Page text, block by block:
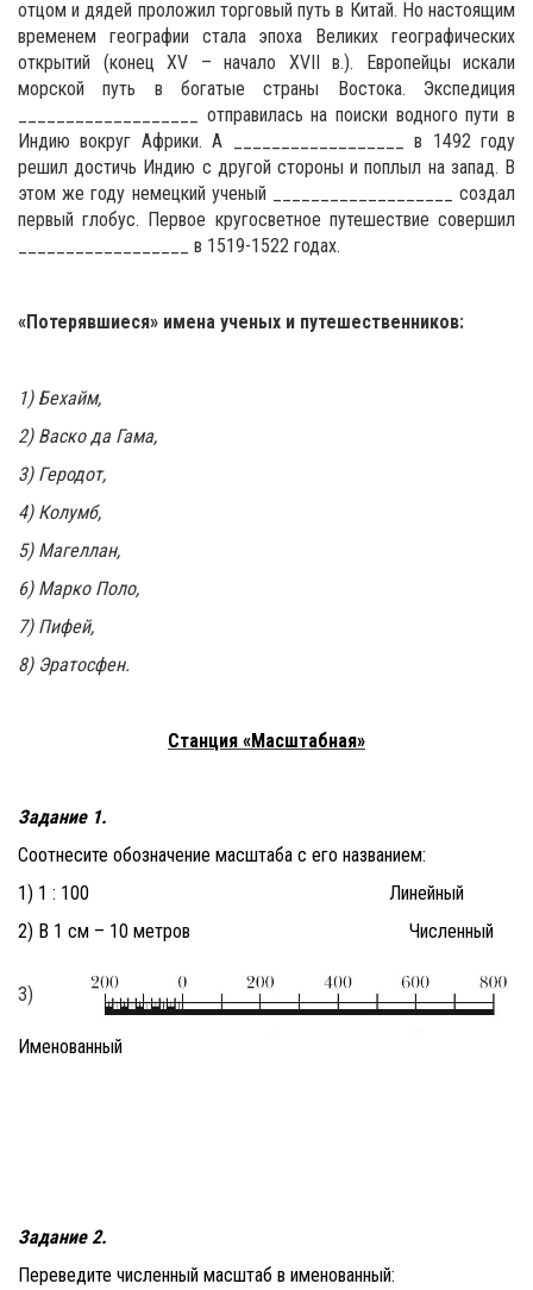
отцом и дядей проложил торговый путь в Китай. Но настоящим
временем географии стала эпоха Великих географических
открытий (конец XV – начало XVII в.). Европейцы искали
морской путь в богатые страны Востока. Экспедиция
___________________ отправилась на поиски водного пути в
Индию вокруг Африки. А _______________­­___ в 1492 году
решил достичь Индию с другой стороны и поплыл на запад. В
этом же году немецкий ученый ___________________ создал
первый глобус. Первое кругосветное путешествие совершил
__________________ в 1519-1522 годах.
«Потерявшиеся» имена ученых и путешественников:
1) Бехайм,
2) Васко да Гама,
3) Геродот,
4) Колумб,
5) Магеллан,
6) Марко Поло,
7) Пифей,
8) Эратосфен.
Станция «Масштабная»
Задание 1.
Соотнесите обозначение масштаба с его названием:
1) 1 : 100 Линейный
2) В 1 см – 10 метров Численный
3)
Именованный
Задание 2.
Переведите численный масштаб в именованный: